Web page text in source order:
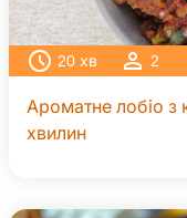
20 хв 2
Ароматне лобіо з
хвилин